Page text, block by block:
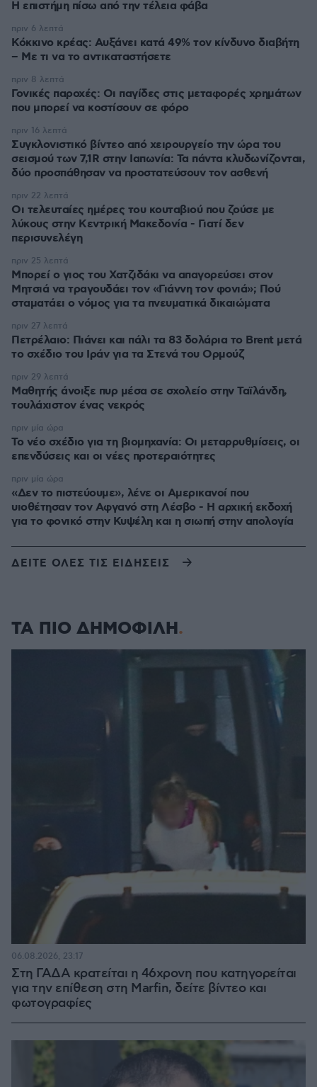
Η επιστήμη πίσω από την τέλεια φάβα
Κόκκινο κρέας: Αυξάνει κατά 49% τον κίνδυνο διαβήτη
– Με τι να το αντικαταστήσετε
πριν 6 λεπτά
Γονικές παροχές: Οι παγίδες στις μεταφορές χρημάτων
που μπορεί να κοστίσουν σε φόρο
πριν 8 λεπτά
Συγκλονιστικό βίντεο από χειρουργείο την ώρα του
σεισμού των 7,1R στην Ιαπωνία: Τα πάντα κλυδωνίζονται,
δύο προσπάθησαν να προστατεύσουν τον ασθενή
πριν 16 λεπτά
Οι τελευταίες ημέρες του κουταβιού που ζούσε με
λύκους στην Κεντρική Μακεδονία - Γιατί δεν
περισυνελέγη
πριν 22 λεπτά
Μπορεί ο γιος του Χατζιδάκι να απαγορεύσει στον
Μητσιά να τραγουδάει τον «Γιάννη τον φονιά»; Πού
σταματάει ο νόμος για τα πνευματικά δικαιώματα
πριν 25 λεπτά
Πετρέλαιο: Πιάνει και πάλι τα 83 δολάρια το Brent μετά
το σχέδιο του Ιράν για τα Στενά του Ορμούζ
πριν 27 λεπτά
Μαθητής άνοιξε πυρ μέσα σε σχολείο στην Ταϊλάνδη,
τουλάχιστον ένας νεκρός
πριν 29 λεπτά
Το νέο σχέδιο για τη βιομηχανία: Οι μεταρρυθμίσεις, οι
επενδύσεις και οι νέες προτεραιότητες
πριν μία ώρα
«Δεν το πιστεύουμε», λένε οι Αμερικανοί που
υιοθέτησαν τον Αφγανό στη Λέσβο - Η αρχική εκδοχή
για το φονικό στην Κυψέλη και η σιωπή στην απολογία
πριν μία ώρα
ΔΕΙΤΕ ΟΛΕΣ ΤΙΣ ΕΙΔΗΣΕΙΣ
ΤΑ ΠΙΟ ΔΗΜΟΦΙΛΗ
Στη ΓΑΔΑ κρατείται η 46χρονη που κατηγορείται
για την επίθεση στη Marfin, δείτε βίντεο και
φωτογραφίες
06.08.2026, 23:17